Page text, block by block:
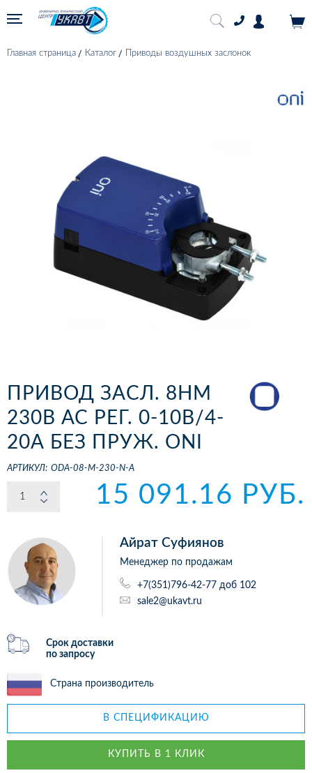
Главная страница Каталог Приводы воздушных заслонок
ПРИВОД ЗАСЛ. 8НМ
230В AC РЕГ. 0-10В/4-
20А БЕЗ ПРУЖ. ONI
АРТИКУЛ: ODA-08-M-230-N-A
15 091.16 РУБ.
Айрат Суфиянов
Менеджер по продажам
+7(351)796-42-77 доб 102
sale2@ukavt.ru
Срок доставки
по запросу
Страна производитель
В СПЕЦИФИКАЦИЮ
КУПИТЬ В 1 КЛИК